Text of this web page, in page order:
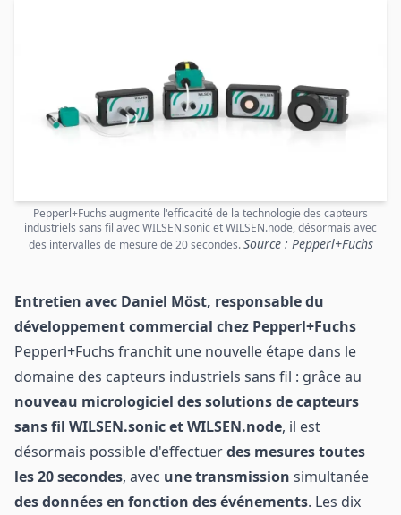
Pepperl+Fuchs augmente l'efficacité de la technologie des capteurs
industriels sans fil avec WILSEN.sonic et WILSEN.node, désormais avec
des intervalles de mesure de 20 secondes.Source : Pepperl+Fuchs
Entretien avec Daniel Möst, responsable du
développement commercial chez Pepperl+Fuchs
Pepperl+Fuchs franchit une nouvelle étape dans le
domaine des capteurs industriels sans fil : grâce au
nouveau micrologiciel des solutions de capteurs
sans fil WILSEN.sonic et WILSEN.node, il est
désormais possible d'effectuerdes mesurestoutes
les 20 secondes, avec une transmission simultanée
des données en fonction des événements. Les dix